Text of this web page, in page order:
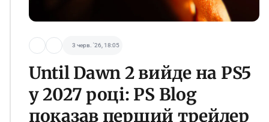
3 черв. '26, 18:05
Until Dawn 2 вийде на PS5
у 2027 році: PS Blog
показав перший трейлер